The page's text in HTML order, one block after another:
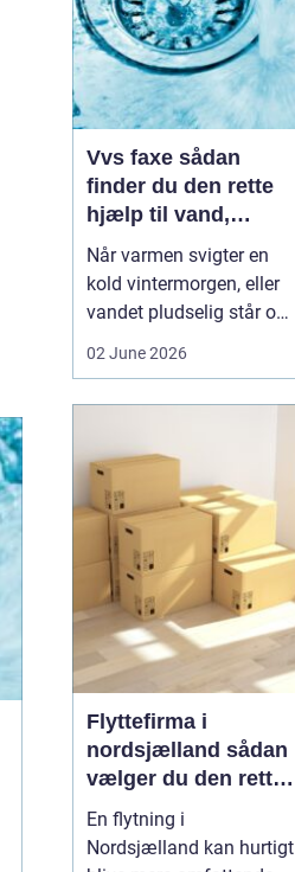
Vvs faxe sådan
finder du den rette
hjælp til vand,
varme og sanitet
Når varmen svigter en
kold vintermorgen, eller
vandet pludselig står op
installatører en central
rolle i hverdagen, selv
om vi sjældent tænker
over det. Gennemgang
af varmea...
02 June 2026
Flyttefirma i
nordsjælland sådan
vælger du den rette
partner til din
flytning
En flytning i
Nordsjælland kan hurtigt